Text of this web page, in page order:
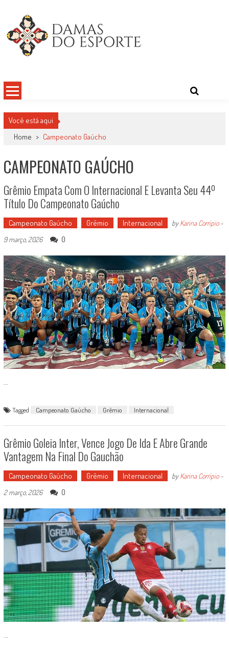
content
Você está aqui
Home > Campeonato Gaúcho
CAMPEONATO GAÚCHO
Grêmio Empata Com O Internacional E Levanta Seu 44º
Título Do Campeonato Gaúcho
Campeonato Gaúcho Grêmio Internacional byKarina Corripio-
9 março, 2026
0
...
Tagged Campeonato Gaúcho Grêmio Internacional
Grêmio Goleia Inter, Vence Jogo De Ida E Abre Grande
Vantagem Na Final Do Gauchão
Campeonato Gaúcho Grêmio Internacional byKarina Corripio-
2 março, 2026
0
...